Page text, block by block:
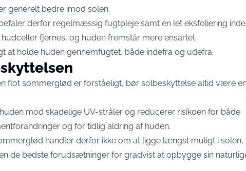
generelt bedre imod solen.
derfor regelmæssig fugtpleje samt en let eksfoliering
fjernes, og huden fremstår mere ensartet.
at holde huden gennemfugtet, både indefra og udefra.
flot sommerglød er forståeligt, bør solbeskyttelse altid være
mod skadelige UV-stråler og reducerer risikoen for både
og for tidlig aldring af huden.
handler derfor ikke om at ligge længst muligt i solen,
de bedste forudsætninger for gradvist at opbygge sin